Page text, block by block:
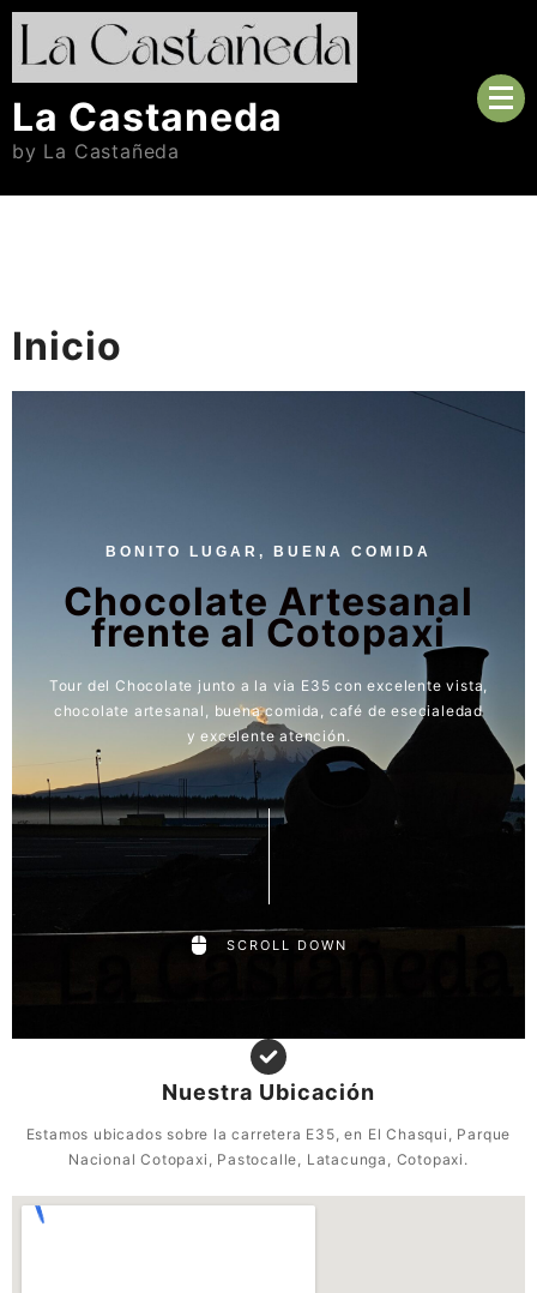
Skip
content
La Castaneda
by La Castañeda
Inicio
BONITO LUGAR, BUENA COMIDA
Chocolate Artesanal
frente al Cotopaxi
Tour del Chocolate junto a la via E35 con excelente vista,
chocolate artesanal, buena comida, café de esecialedad
y excelente atención.
SCROLL DOWN
Nuestra Ubicación
Estamos ubicados sobre la carretera E35, en El Chasqui, Parque
Nacional Cotopaxi, Pastocalle, Latacunga, Cotopaxi.